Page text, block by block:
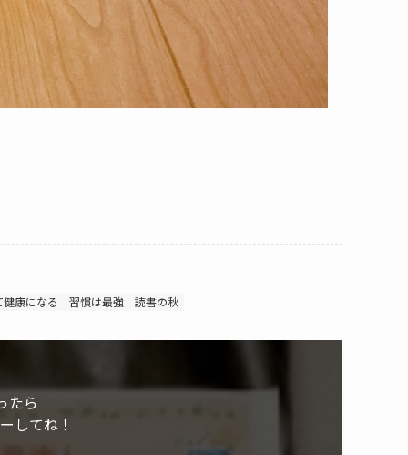
康になる 習慣は最強 読書の秋
たら
してね！